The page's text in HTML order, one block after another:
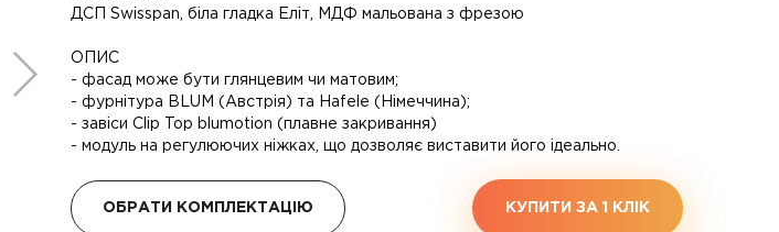
ДСП Swisspan, біла гладка Еліт, МДФ мальована з фрезою
ОПИС
- фасад може бути глянцевим чи матовим;
- фурнітура BLUM (Австрія) та Hafele (Німеччина);
- завіси Clip Top blumotion (плавне закривання)
- модуль на регулюючих ніжках, що дозволяє виставити його ідеально.
ОБРАТИ КОМПЛЕКТАЦІЮ КУПИТИ ЗА 1 КЛIК